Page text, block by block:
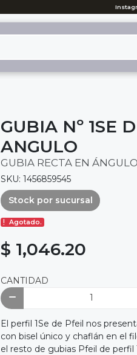
GUBIA Nº 1SE
ANGULO
GUBIA RECTA EN
SKU: 1456859545
Stock por sucursal
Agotado.
$ 1,046.20
CANTIDAD
El perfil 1Se de Pfeil nos
con bisel único y chaflán en el
el resto de gubias Pfeil de perfil